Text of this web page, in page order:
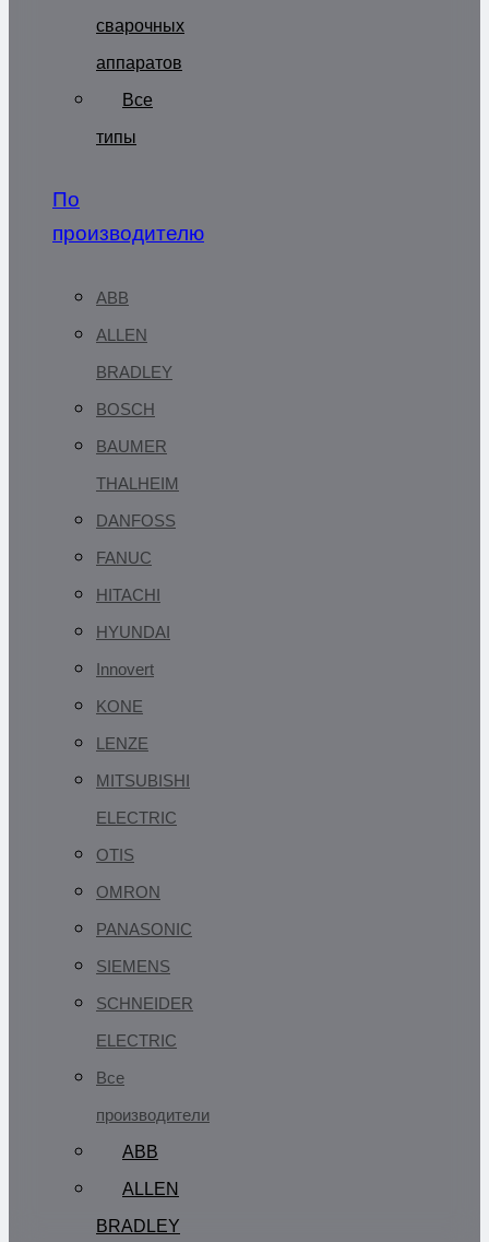
сварочных
аппаратов
Все
типы
По
производителю
ABB
ALLEN
BRADLEY
BOSCH
BAUMER
THALHEIM
DANFOSS
FANUC
HITACHI
HYUNDAI
Innovert
KONE
LENZE
MITSUBISHI
ELECTRIC
OTIS
OMRON
PANASONIC
SIEMENS
SCHNEIDER
ELECTRIC
Все
производители
ABB
ALLEN
BRADLEY